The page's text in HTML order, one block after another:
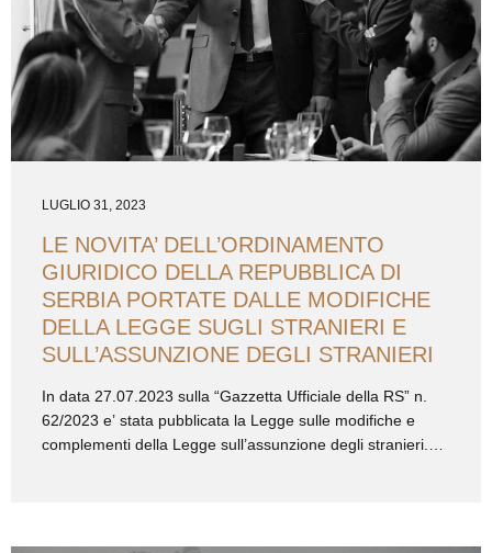
LUGLIO 31, 2023
LE NOVITA’ DELL’ORDINAMENTO
GIURIDICO DELLA REPUBBLICA DI
SERBIA PORTATE DALLE MODIFICHE
DELLA LEGGE SUGLI STRANIERI E
SULL’ASSUNZIONE DEGLI STRANIERI
In data 27.07.2023 sulla “Gazzetta Ufficiale della RS” n.
62/2023 e’ stata pubblicata la Legge sulle modifiche e
complementi della Legge sull’assunzione degli stranieri.